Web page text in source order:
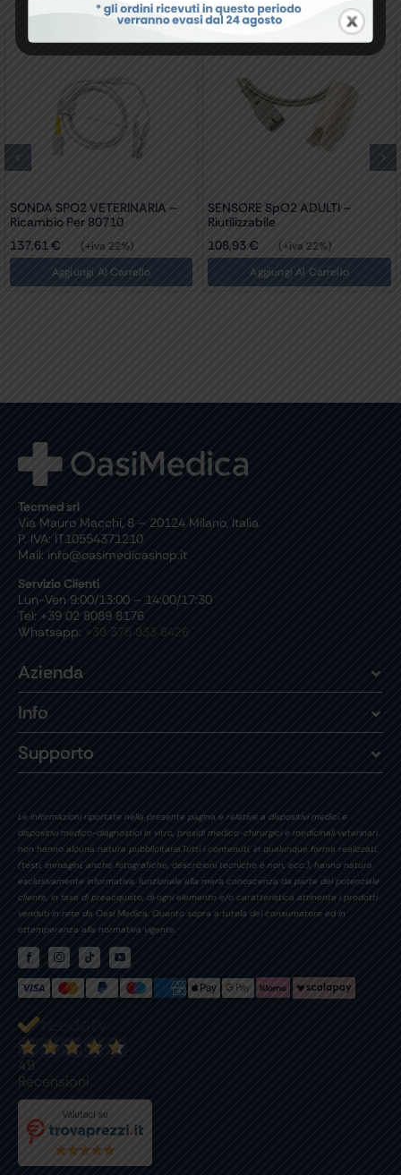
SONDA SPO2 VETERINARIA –
Ricambio Per 80710
137,61€
(+iva 22%)
Aggiungi Al Carrello
SENSORE SpO2 ADULTI –
Riutilizzabile
108,93€
(+iva 22%)
Aggiungi Al Carrello
Tecmed srl
Via Mauro Macchi, 8 – 20124 Milano, Italia
P. IVA: IT10554371210
Mail: info@oasimedicashop.it
Servizio Clienti
Lun-Ven 9:00/13:00 – 14:00/17:30
Tel: +39 02 8089 8176
Whatsapp: +39 375 933 8426
Azienda
Info
Supporto
Le informazioni riportate nella presente pagina e relative a dispositivi medici e
dispositivi medico-diagnostici in vitro, presidi medico-chirurgici e medicinali veterinari
non hanno alcuna natura pubblicitaria.Tutti i contenuti, in qualunque forma realizzati,
(testi, immagini, anche fotografiche, descrizioni tecniche e non, ecc.), hanno natura
esclusivamente informativa, funzionale alla mera conoscenza da parte del potenziale
cliente, in fase di preacquisto, di ogni elemento e/o caratteristica attinente i prodotti
venduti in rete da Oasi Medica. Quanto sopra a tutela del consumatore ed in
ottemperanza alla normativa vigente.
49
Recensioni